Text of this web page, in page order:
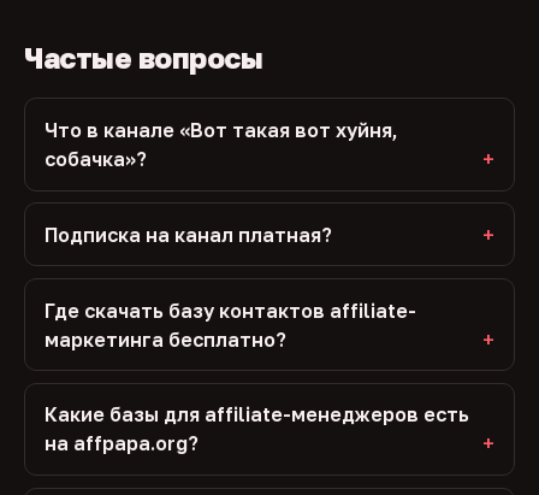
Частые вопросы
Что в канале «Вот такая вот хуйня,
собачка»?
Подписка на канал платная?
Где скачать базу контактов affiliate-
маркетинга бесплатно?
Какие базы для affiliate-менеджеров есть
на affpapa.org?